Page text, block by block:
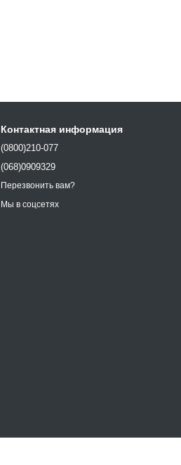
Контактная информация
(0800)210-077
(068)0909329
Перезвонить вам?
Мы в соцсетях